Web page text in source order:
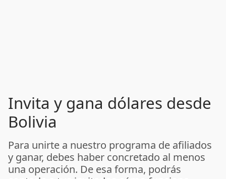
Invita y gana dólares desde
Bolivia
Para unirte a nuestro programa de afiliados
y ganar, debes haber concretado al menos
una operación. De esa forma, podrás